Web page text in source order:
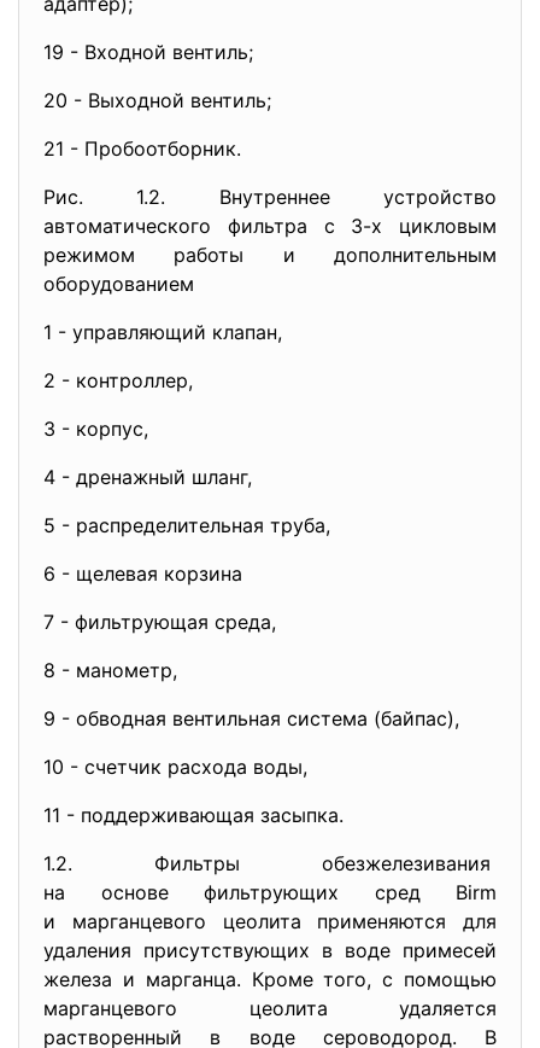
19 - Входной вентиль;
20 - Выходной вентиль;
21 - Пробоотборник.
Рис. 1.2. Внутреннее устройство
автоматического фильтра с 3-х цикловым
режимом работы и дополнительным
оборудованием
1 - управляющий клапан,
2 - контроллер,
3 - корпус,
4 - дренажный шланг,
5 - распределительная труба,
6 - щелевая корзина
7 - фильтрующая среда,
8 - манометр,
9 - обводная вентильная система (байпас),
10 - счетчик расхода воды,
11 - поддерживающая засыпка.
1.2. Фильтры обезжелезивания
на основе фильтрующих сред Birm
и марганцевого цеолита применяются для
удаления присутствующих в воде примесей
железа и марганца. Кроме того, с помощью
марганцевого цеолита удаляется
растворенный в воде сероводород. В